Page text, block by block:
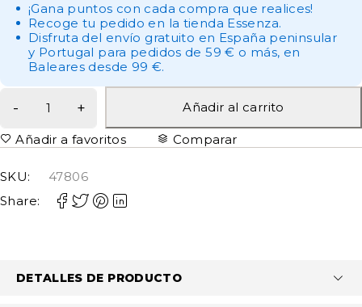
¡Gana puntos con cada compra que realices!
Recoge tu pedido en la tienda Essenza.
Disfruta del envío gratuito en España peninsular
y Portugal para pedidos de 59 € o más, en
Baleares desde 99 €.
Añadir al carrito
Añadir a favoritos Comparar
SKU:
47806
Share:
DETALLES DE PRODUCTO